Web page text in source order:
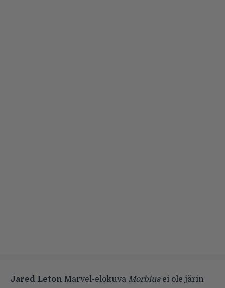
Jared Leton Marvel-elokuva Morbiusei ole järin